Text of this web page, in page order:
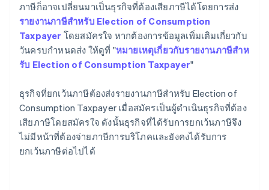
ภาษีก็อาจเปลี่ยนมาเป็นธุรกิจที่ต้องเสียภาษีได้โดยการส่ง
รายงานภาษีสําหรับ Election of Consumption
Taxpayer โดยสมัครใจ หากต้องการข้อมูลเพิ่มเติมเกี่ยวกับ
วันครบกําหนดส่ง ให้ดูที่ "หมายเหตุเกี่ยวกับรายงานภาษีสําห
รับ Election of Consumption Taxpayer"
ธุรกิจที่ยกเว้นภาษีต้องส่งรายงานภาษีสําหรับ Election of
Consumption Taxpayer เมื่อสมัครเป็นผู้ดำเนินธุรกิจที่ต้อง
เสียภาษีโดยสมัครใจ ดังนั้นธุรกิจที่ได้รับการยกเว้นภาษีจึง
ไม่มีหน้าที่ต้องจ่ายภาษีการบริโภคและยังคงได้รับการ
ยกเว้นภาษีต่อไปได้